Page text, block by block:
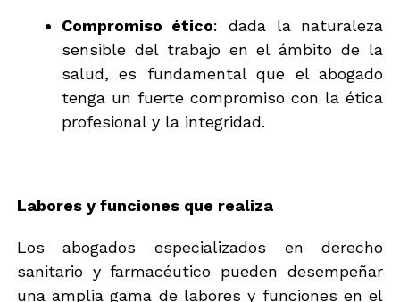
Compromiso ético: dada la naturaleza
sensible del trabajo en el ámbito de la
salud, es fundamental que el abogado
tenga un fuerte compromiso con la ética
profesional y la integridad.
Labores y funciones que realiza
Los abogados especializados en derecho
sanitario y farmacéutico pueden desempeñar
una amplia gama de labores y funciones en el